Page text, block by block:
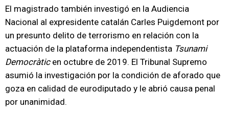
El magistrado también investigó en la Audiencia
Nacional al expresidente catalán Carles Puigdemont por
un presunto delito de terrorismo en relación con la
actuación de la plataforma independentista Tsunami
Democràtic en octubre de 2019. El Tribunal Supremo
asumió la investigación por la condición de aforado que
goza en calidad de eurodiputado y le abrió causa penal
por unanimidad.